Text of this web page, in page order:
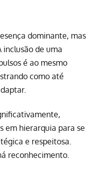
dominante, mas
inclusão de uma
é ao mesmo
como até
em hierarquia para se
e respeitosa.
reconhecimento.